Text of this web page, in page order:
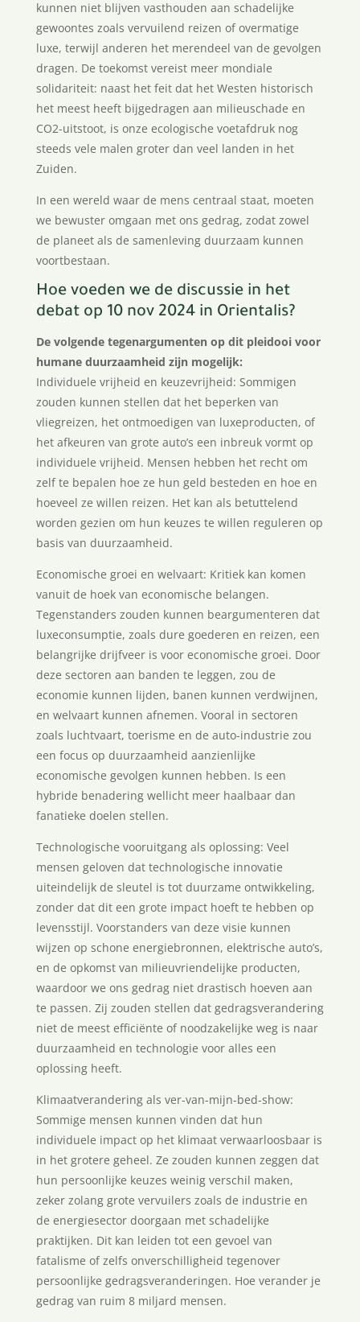
kunnen niet blijven vasthouden aan schadelijke
gewoontes zoals vervuilend reizen of overmatige
luxe, terwijl anderen het merendeel van de gevolgen
dragen. De toekomst vereist meer mondiale
solidariteit: naast het feit dat het Westen historisch
het meest heeft bijgedragen aan milieuschade en
CO2-uitstoot, is onze ecologische voetafdruk nog
steeds vele malen groter dan veel landen in het
Zuiden.
In een wereld waar de mens centraal staat, moeten
we bewuster omgaan met ons gedrag, zodat zowel
de planeet als de samenleving duurzaam kunnen
voortbestaan.
Hoe voeden we de discussie in het
debat op 10 nov 2024 in Orientalis?
De volgende tegenargumenten op dit pleidooi voor
humane duurzaamheid zijn mogelijk:
Individuele vrijheid en keuzevrijheid: Sommigen
zouden kunnen stellen dat het beperken van
vliegreizen, het ontmoedigen van luxeproducten, of
het afkeuren van grote auto’s een inbreuk vormt op
individuele vrijheid. Mensen hebben het recht om
zelf te bepalen hoe ze hun geld besteden en hoe en
hoeveel ze willen reizen. Het kan als betuttelend
worden gezien om hun keuzes te willen reguleren op
basis van duurzaamheid.
Economische groei en welvaart: Kritiek kan komen
vanuit de hoek van economische belangen.
Tegenstanders zouden kunnen beargumenteren dat
luxeconsumptie, zoals dure goederen en reizen, een
belangrijke drijfveer is voor economische groei. Door
deze sectoren aan banden te leggen, zou de
economie kunnen lijden, banen kunnen verdwijnen,
en welvaart kunnen afnemen. Vooral in sectoren
zoals luchtvaart, toerisme en de auto-industrie zou
een focus op duurzaamheid aanzienlijke
economische gevolgen kunnen hebben. Is een
hybride benadering wellicht meer haalbaar dan
fanatieke doelen stellen.
Technologische vooruitgang als oplossing: Veel
mensen geloven dat technologische innovatie
uiteindelijk de sleutel is tot duurzame ontwikkeling,
zonder dat dit een grote impact hoeft te hebben op
levensstijl. Voorstanders van deze visie kunnen
wijzen op schone energiebronnen, elektrische auto’s,
en de opkomst van milieuvriendelijke producten,
waardoor we ons gedrag niet drastisch hoeven aan
te passen. Zij zouden stellen dat gedragsverandering
niet de meest efficiënte of noodzakelijke weg is naar
duurzaamheid en technologie voor alles een
oplossing heeft.
Klimaatverandering als ver-van-mijn-bed-show:
Sommige mensen kunnen vinden dat hun
individuele impact op het klimaat verwaarloosbaar is
in het grotere geheel. Ze zouden kunnen zeggen dat
hun persoonlijke keuzes weinig verschil maken,
zeker zolang grote vervuilers zoals de industrie en
de energiesector doorgaan met schadelijke
praktijken. Dit kan leiden tot een gevoel van
fatalisme of zelfs onverschilligheid tegenover
persoonlijke gedragsveranderingen. Hoe verander je
gedrag van ruim 8 miljard mensen.